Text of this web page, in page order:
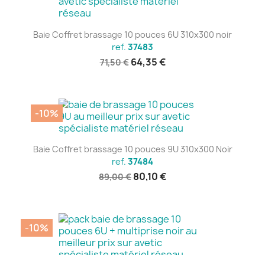
Baie Coffret brassage 10 pouces 6U 310x300 noir
ref. 37483
71,50 € 64,35 €
Baie Coffret brassage 10 pouces 9U 310x300 Noir
ref. 37484
89,00 € 80,10 €
-10%
-10%